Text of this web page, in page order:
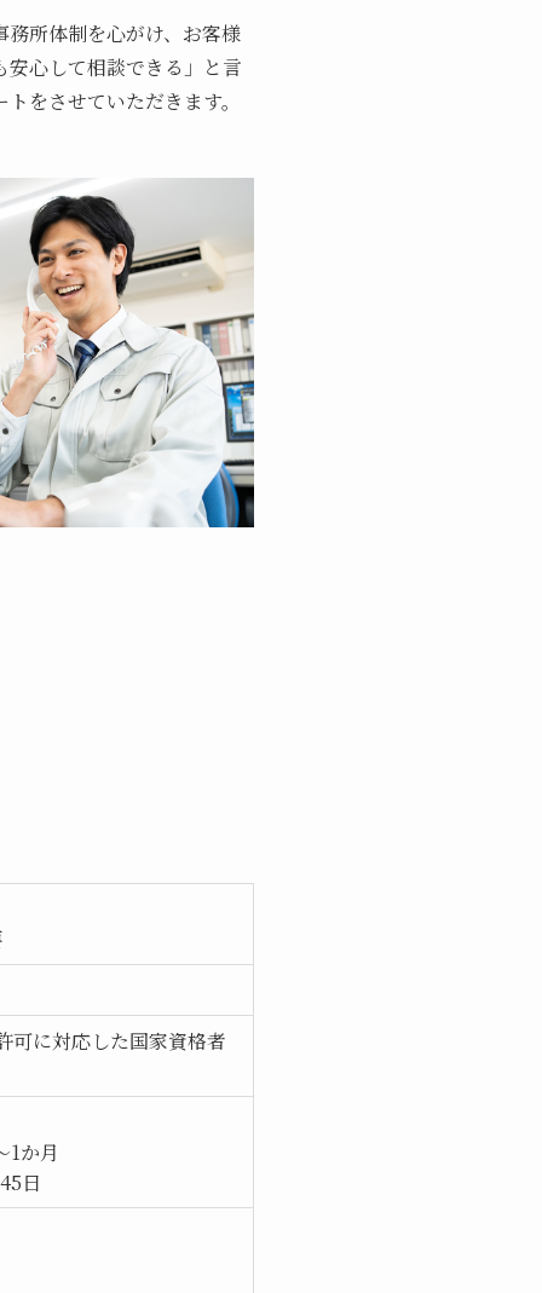
所体制を心がけ、お客様
心して相談できる」と言
をさせていただきます。
可に対応した国家資格者
1か月
日